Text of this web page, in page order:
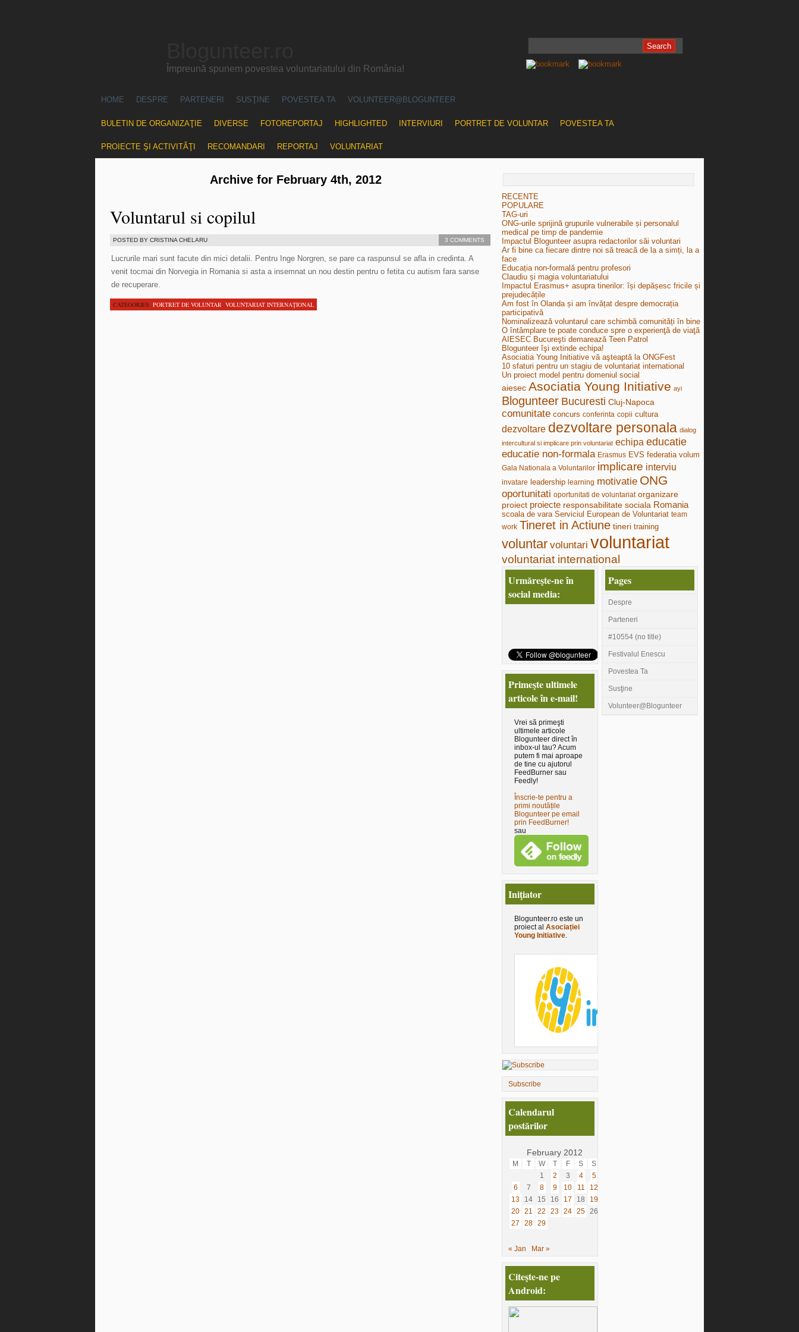
Împreună spunem povestea voluntariatului din România!
HOME DESPRE PARTENERI SUSŢINE POVESTEA TA VOLUNTEER@BLOGUNTEER
BULETIN DE ORGANIZAŢIE DIVERSE FOTOREPORTAJ HIGHLIGHTED INTERVIURI PORTRET DE VOLUNTAR POVESTEA TA
PROIECTE ŞI ACTIVITĂŢI RECOMANDARI REPORTAJ VOLUNTARIAT
Archive for February 4th, 2012
Voluntarul si copilul
POSTED BY CRISTINA CHELARU 3 COMMENTS
Lucrurile mari sunt facute din mici detalii. Pentru Inge Norgren, se pare ca raspunsul se afla in credinta. A
venit tocmai din Norvegia in Romania si asta a insemnat un nou destin pentru o fetita cu autism fara sanse
de recuperare.
CATEGORIES: PORTRET DE VOLUNTAR, VOLUNTARIAT INTERNAŢIONAL
RECENTE
POPULARE
TAG-uri
ONG-urile sprijină grupurile vulnerabile și personalul
medical pe timp de pandemie
Impactul Blogunteer asupra redactorilor săi voluntari
Ar fi bine ca fiecare dintre noi să treacă de la a simți, la a
face
Educația non-formală pentru profesori
Claudiu și magia voluntariatului
Impactul Erasmus+ asupra tinerilor: își depășesc fricile și
prejudecățile
Am fost în Olanda și am învățat despre democrația
participativă
Nominalizează voluntarul care schimbă comunități în bine
O întâmplare te poate conduce spre o experienţă de viaţă
AIESEC Bucureşti demarează Teen Patrol
Blogunteer îşi extinde echipa!
Asociatia Young Initiative vă aşteaptă la ONGFest
10 sfaturi pentru un stagiu de voluntariat international
Un proiect model pentru domeniul social
aiesec Asociatia Young Initiative ayi
Blogunteer Bucuresti Cluj-Napoca
comunitate concurs conferinta copii cultura
dezvoltare dezvoltare personala dialog
intercultural si implicare prin voluntariat echipa educatie
educatie non-formala Erasmus EVS federatia volum
Gala Nationala a Voluntarilor implicare interviu
invatare leadership learning motivatie ONG
oportunitati oportunitati de voluntariat organizare
proiect proiecte responsabilitate sociala Romania
scoala de vara Serviciul European de Voluntariat team
work Tineret in Actiune tineri training
voluntar voluntari voluntariat
voluntariat international
Urmăreşte-ne în
social media:
Primeşte ultimele
articole în e-mail!
Vrei să primeşti
ultimele articole
Blogunteer direct în
inbox-ul tau? Acum
putem fi mai aproape
de tine cu ajutorul
FeedBurner sau
Feedly!
Înscrie-te pentru a
primi noutățile
Blogunteer pe email
prin FeedBurner!
sau
Iniţiator
Blogunteer.ro este un
proiect al Asociației
Young Initiative.
Subscribe
Calendarul
postărilor
February 2012
M T W T F S
S
1
2 3 4
5
6
7 8 9 10 11
12
13
14 15 16 17 18
19
20 21 22 23 24 25 26
27
28 29
« Jan Mar »
Citeşte-ne pe
Android:
Pages
Despre
Parteneri
#10554 (no title)
Festivalul Enescu
Povestea Ta
Susţine
Volunteer@Blogunteer